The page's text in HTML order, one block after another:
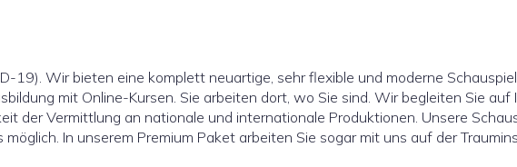
19). Wir bieten eine komplett neuartige, sehr flexible und moderne
mit Online-Kursen. Sie arbeiten dort, wo Sie sind. Wir begleiten Sie
der Vermittlung an nationale und internationale Produktionen. Unsere
In unserem Premium Paket arbeiten Sie sogar mit uns auf der